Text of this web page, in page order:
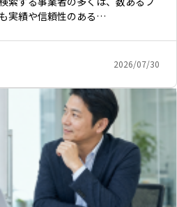
実績や信頼性のある…
2026/07/30